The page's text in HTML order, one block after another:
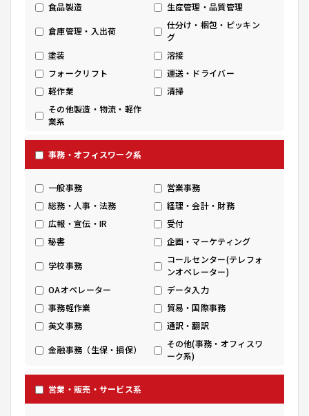
食品製造
生産管理・品質管理
倉庫管理・入出荷
仕分け・梱包・ピッキン
グ
塗装
溶接
フォークリフト
運送・ドライバー
軽作業
清掃
その他製造・物流・軽作
業系
事務・オフィスワーク系
一般事務
営業事務
総務・人事・法務
経理・会計・財務
広報・宣伝・IR
受付
秘書
企画・マーケティング
学校事務
コールセンター(テレフォ
ンオペレーター)
OAオペレーター
データ入力
事務軽作業
貿易・国際事務
英文事務
通訳・翻訳
金融事務（生保・損保）
その他(事務・オフィスワ
ーク系)
営業・販売・サービス系